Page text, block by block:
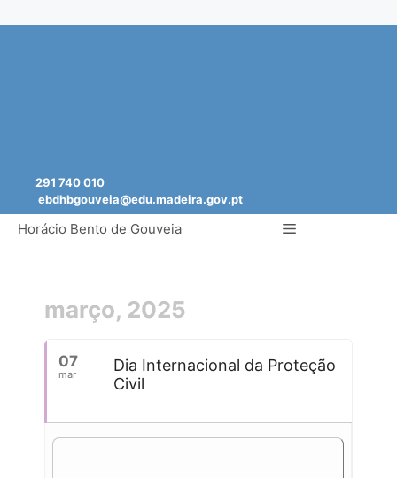
291 740 010
ebdhbgouveia@edu.madeira.gov.pt
Horácio Bento de Gouveia Menu
março, 2025
07
mar
Dia Internacional da Proteção
Civil